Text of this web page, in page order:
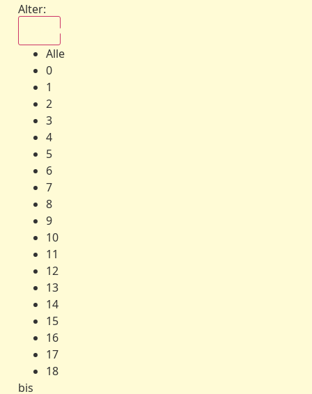
Alter:
Alle
0
1
2
3
4
5
6
7
8
9
10
11
12
13
14
15
16
17
18
bis